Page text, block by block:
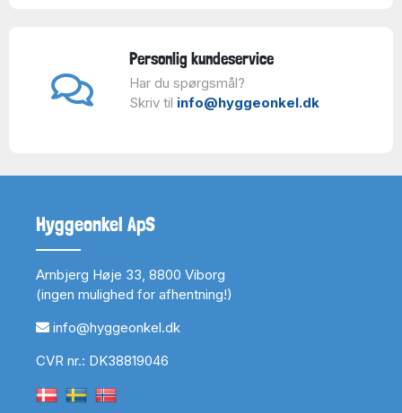
Personlig kundeservice
Har du spørgsmål?
Skriv til info@hyggeonkel.dk
Hyggeonkel ApS
Arnbjerg Høje 33, 8800 Viborg
(ingen mulighed for afhentning!)
info@hyggeonkel.dk
CVR nr.: DK38819046